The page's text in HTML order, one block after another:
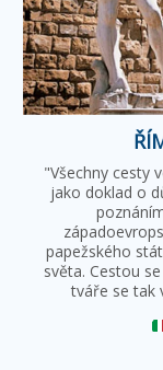
"Všechny cesty
jako doklad o
papežského
světa. Cestou
tváře se tak